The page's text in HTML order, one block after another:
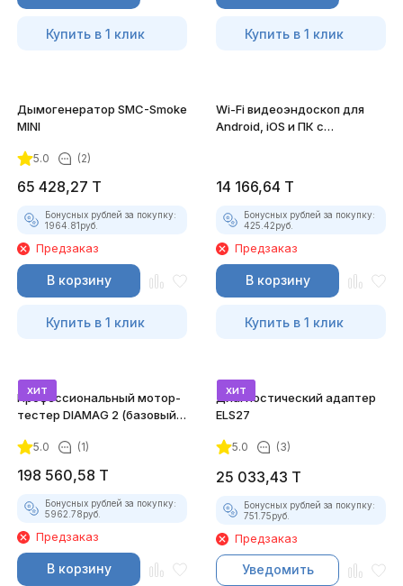
Купить в 1 клик Купить в 1 клик
Дымогенератор SMC-Smoke
MINI
5.0 (2)
65 428,27 T
Бонусных рублей за покупку:
1964.81руб.
Предзаказ
В корзину
Купить в 1 клик
Wi-Fi видеоэндоскоп для
Android, iOS и ПК с
14 166,64 T
Бонусных рублей за покупку:
425.42руб.
Предзаказ
В корзину
Купить в 1 клик
хит
Профессиональный мотор-
тестер DIAMAG 2 (базовый
5.0 (1)
198 560,58 T
Бонусных рублей за покупку:
5962.78руб.
Предзаказ
В корзину
хит
Диагностический адаптер
ELS27
5.0 (3)
25 033,43 T
Бонусных рублей за покупку:
751.75руб.
Предзаказ
Уведомить